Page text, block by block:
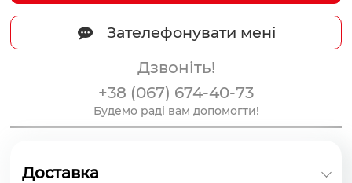
Зателефонувати мені
Дзвоніть!
+38 (067) 674-40-73
Будемо раді вам допомогти!
Доставка